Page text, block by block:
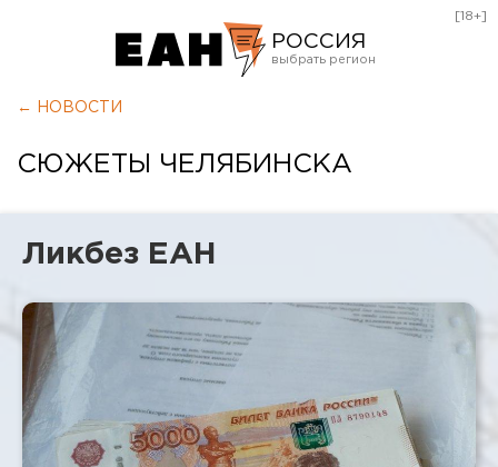
РОССИЯ
Курган
Оренбург
[18+]
← НОВОСТИ
СЮЖЕТЫ ЧЕЛЯБИНСКА
Ликбез ЕАН